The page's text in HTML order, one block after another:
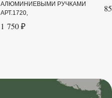
АЛЮМИНИЕВЫМИ РУЧКАМИ
АРТ.1720,
1 750 ₽